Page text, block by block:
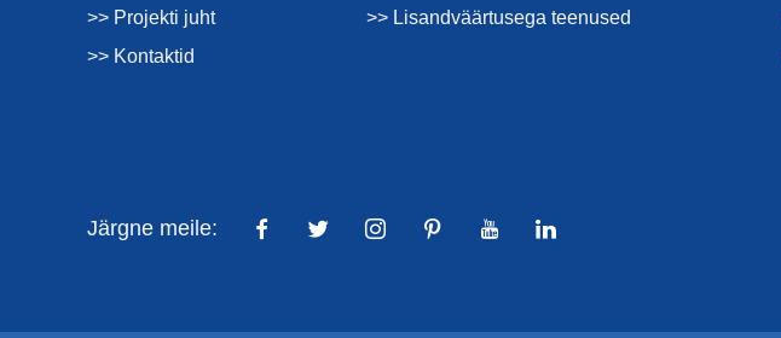
>> Projekti juht
>> Kontaktid
>> Lisandväärtusega teenused
Järgne meile: